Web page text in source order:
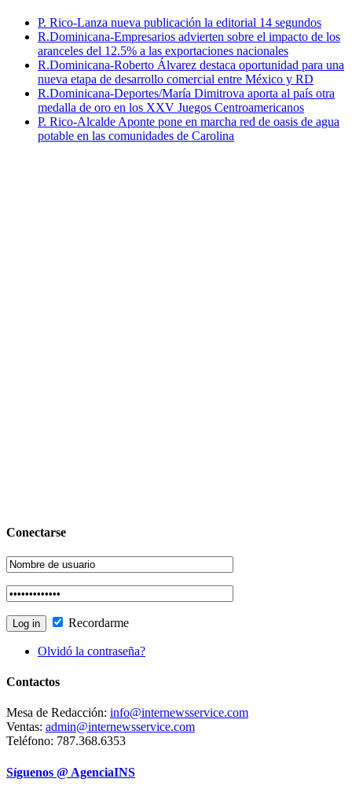
P. Rico-Lanza nueva publicación la editorial 14 segundos
R.Dominicana-Empresarios advierten sobre el impacto de los
aranceles del 12.5% a las exportaciones nacionales
R.Dominicana-Roberto Álvarez destaca oportunidad para una
nueva etapa de desarrollo comercial entre México y RD
R.Dominicana-Deportes/María Dimitrova aporta al país otra
medalla de oro en los XXV Juegos Centroamericanos
P. Rico-Alcalde Aponte pone en marcha red de oasis de agua
potable en las comunidades de Carolina
Conectarse
Recordarme
Olvidó la contraseña?
Contactos
Mesa de Redacción: info@internewsservice.com
Ventas: admin@internewsservice.com
Teléfono: 787.368.6353
Síguenos @ AgenciaINS